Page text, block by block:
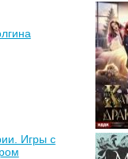
Игры с